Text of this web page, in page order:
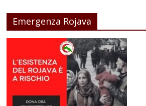
Emergenza Rojava